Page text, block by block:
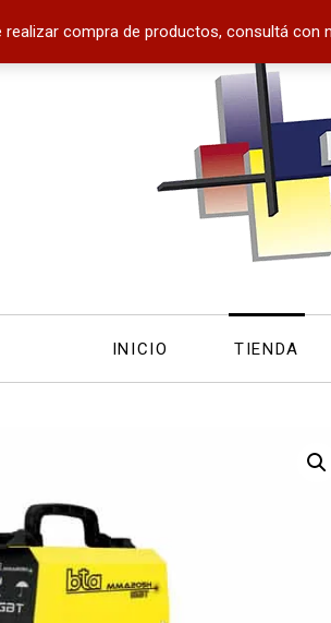
realizar compra de productos, consultá con
INICIO TIENDA